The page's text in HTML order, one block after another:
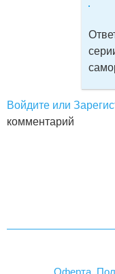
Войдите или
комментарий
Оферта.